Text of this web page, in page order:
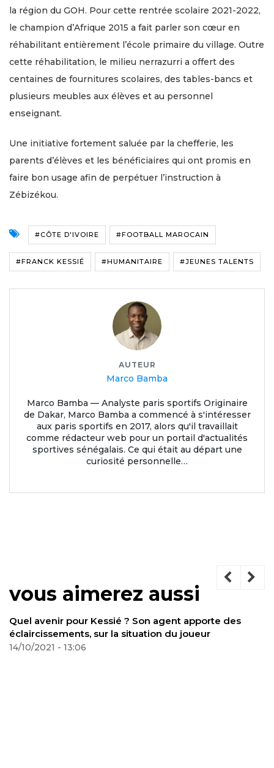
la région du GOH. Pour cette rentrée scolaire 2021-2022,
le champion d’Afrique 2015 a fait parler son cœur en
réhabilitant entièrement l’école primaire du village. Outre
cette réhabilitation, le milieu nerrazurri a offert des
centaines de fournitures scolaires, des tables-bancs et
plusieurs meubles aux élèves et au personnel
enseignant.
Une initiative fortement saluée par la chefferie, les
parents d’élèves et les bénéficiaires qui ont promis en
faire bon usage afin de perpétuer l’instruction à
Zébizékou.
#CÔTE D'IVOIRE #FOOTBALL MAROCAIN
#FRANCK KESSIÉ #HUMANITAIRE #JEUNES TALENTS
AUTEUR
Marco Bamba
Marco Bamba — Analyste paris sportifs Originaire
de Dakar, Marco Bamba a commencé à s'intéresser
aux paris sportifs en 2017, alors qu'il travaillait
comme rédacteur web pour un portail d'actualités
sportives sénégalais. Ce qui était au départ une
curiosité personnelle…
vous aimerez aussi
avenir pour Kessié ? Son agent apporte des
sur la situation du joueur
2021 - 13:06